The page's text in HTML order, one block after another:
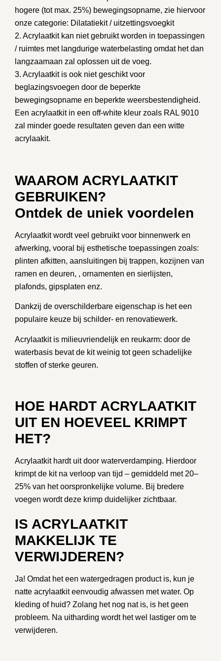
hogere (tot max. 25%) bewegingsopname, zie hiervoor
onze categorie: Dilatatiekit / uitzettingsvoegkit
2. Acrylaatkit kan niet gebruikt worden in toepassingen
/ ruimtes met langdurige waterbelasting omdat het dan
langzaamaan zal oplossen uit de voeg.
3. Acrylaatkit is ook niet geschikt voor
beglazingsvoegen door de beperkte
bewegingsopname en beperkte weersbestendigheid.
Een acrylaatkit in een off-white kleur zoals RAL 9010
zal minder goede resultaten geven dan een witte
acrylaakit.
WAAROM ACRYLAATKIT
GEBRUIKEN?
Ontdek de uniek voordelen
Acrylaatkit wordt veel gebruikt voor binnenwerk en
afwerking, vooral bij esthetische toepassingen zoals:
plinten afkitten, aansluitingen bij trappen, kozijnen van
ramen en deuren, , ornamenten en sierlijsten,
plafonds, gipsplaten enz.
Dankzij de overschilderbare eigenschap is het een
populaire keuze bij schilder- en renovatiewerk.
Acrylaatkit is milieuvriendelijk en reukarm: door de
waterbasis bevat de kit weinig tot geen schadelijke
stoffen of sterke geuren.
HOE HARDT ACRYLAATKIT
UIT EN HOEVEEL KRIMPT
HET?
Acrylaatkit hardt uit door waterverdamping. Hierdoor
krimpt de kit na verloop van tijd – gemiddeld met 20–
25% van het oorspronkelijke volume. Bij bredere
voegen wordt deze krimp duidelijker zichtbaar.
IS ACRYLAATKIT
MAKKELIJK TE
VERWIJDEREN?
Ja! Omdat het een watergedragen product is, kun je
natte acrylaatkit eenvoudig afwassen met water. Op
kleding of huid? Zolang het nog nat is, is het geen
probleem. Na uitharding wordt het wel lastiger om te
verwijderen.